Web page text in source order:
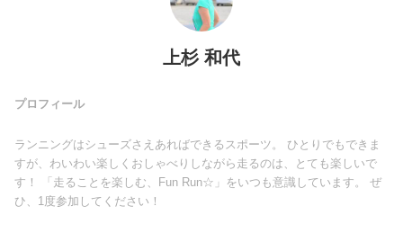
ライフスタイル
ファッション
恋愛/結婚/離婚
上杉 和代
プロフィール
ランニングはシューズさえあればできるスポーツ。 ひとりでもできま
すが、わいわい楽しくおしゃべりしながら走るのは、とても楽しいで
す！ 「走ることを楽しむ、Fun Run☆」をいつも意識しています。 ぜ
ひ、1度参加してください！